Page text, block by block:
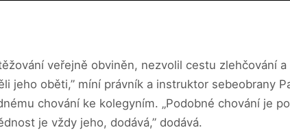
veřejně obviněn, nezvolil cestu zlehčování
jeho oběti,” míní právník a instruktor sebeobrany
chování ke kolegyním. „Podobné chování je
je vždy jeho, dodává,” dodává.